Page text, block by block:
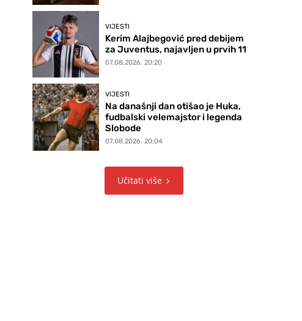
VIJESTI
Kerim Alajbegović pred debijem
za Juventus, najavljen u prvih 11
07.08.2026. 20:20
VIJESTI
Na današnji dan otišao je Huka,
fudbalski velemajstor i legenda
Slobode
07.08.2026. 20:04
Učitati više